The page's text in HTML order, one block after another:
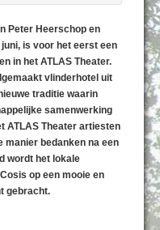
Peter Heerschop en
is voor het eerst een
in het ATLAS Theater.
vlinderhotel uit
traditie waarin
samenwerking
ATLAS Theater artiesten
manier bedanken na een
wordt het lokale
op een mooie en
gebracht.